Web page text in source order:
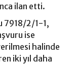
ilan etti.
7918/2/1-1,
ise
halinde
iki yıl daha